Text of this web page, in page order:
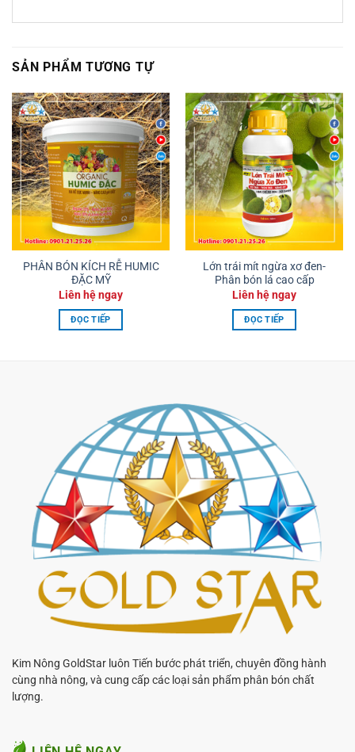
SẢN PHẨM TƯƠNG TỰ
PHÂN BÓN KÍCH RỄ HUMIC
ĐẶC MỸ
Liên hệ ngay
ĐỌC TIẾP
Lớn trái mít ngừa xơ đen-
Phân bón lá cao cấp
Liên hệ ngay
ĐỌC TIẾP
Kim Nông GoldStar luôn Tiến bước phát triển, chuyên đồng hành
cùng nhà nông, và cung cấp các loại sản phẩm phân bón chất
lượng.